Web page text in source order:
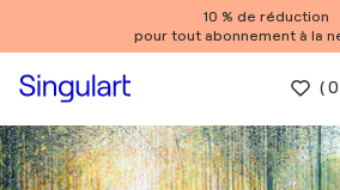
10 % de réduction
pour tout abonnement à la
(0